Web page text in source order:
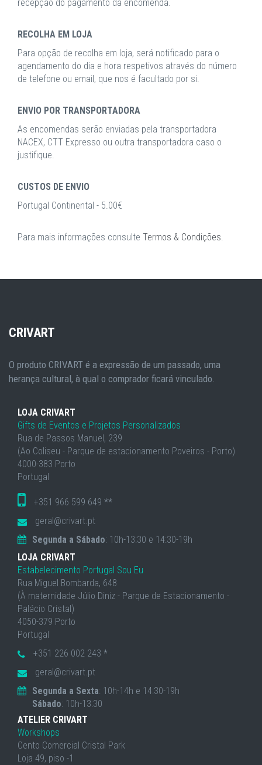
recepção do pagamento da encomenda.
RECOLHA EM LOJA
Para opção de recolha em loja, será notificado para o
agendamento do dia e hora respetivos através do número
de telefone ou email, que nos é facultado por si.
ENVIO POR TRANSPORTADORA
As encomendas serão enviadas pela transportadora
NACEX, CTT Expresso ou outra transportadora caso o
justifique.
CUSTOS DE ENVIO
Portugal Continental - 5.00€
Para mais informações consulte Termos & Condições.
CRIVART
O produto CRIVART é a expressão de um passado, uma
herança cultural, à qual o comprador ficará vinculado.
LOJA CRIVART
Gifts de Eventos e Projetos Personalizados
Rua de Passos Manuel, 239
(Ao Coliseu - Parque de estacionamento Poveiros - Porto)
4000-383 Porto
Portugal
+351 966 599 649 **
geral@crivart.pt
Segunda a Sábado: 10h-13:30 e 14:30-19h
LOJA CRIVART
Estabelecimento Portugal Sou Eu
Rua Miguel Bombarda, 648
(À maternidade Júlio Diniz - Parque de Estacionamento -
Palácio Cristal)
4050-379 Porto
Portugal
+351 226 002 243 *
geral@crivart.pt
Segunda a Sexta: 10h-14h e 14:30-19h
Sábado: 10h-13:30
ATELIER CRIVART
Workshops
Cento Comercial Cristal Park
Loja 49, piso -1